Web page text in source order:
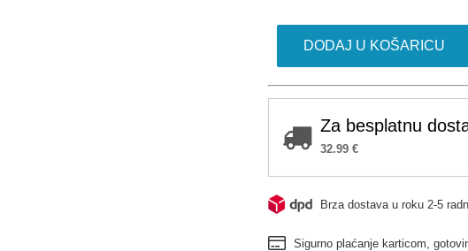
količina
DODAJ U KOŠARICU
Za besplatnu
32.99€
Brza dostava u roku 2-5
Sigurno plaćanje karticom,